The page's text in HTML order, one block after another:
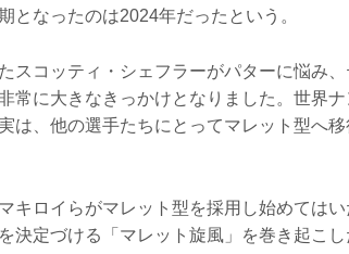
となったのは2024年だったという。
スコッティ・シェフラーがパターに悩み
常に大きなきっかけとなりました。世界
は、他の選手たちにとってマレット型へ
キロイらがマレット型を採用し始めては
決定づける「マレット旋風」を巻き起こし